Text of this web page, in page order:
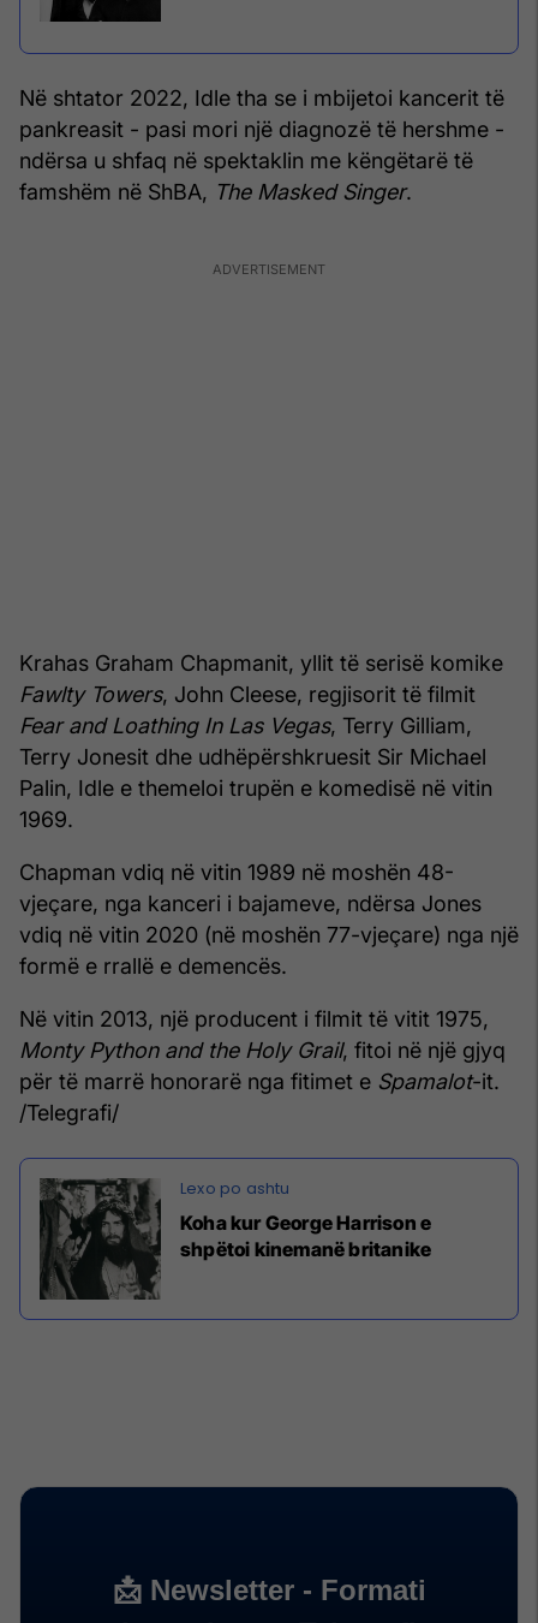
Në shtator 2022, Idle tha se i mbijetoi kancerit të
pankreasit - pasi mori një diagnozë të hershme -
ndërsa u shfaq në spektaklin me këngëtarë të
famshëm në ShBA, The Masked Singer.
Krahas Graham Chapmanit, yllit të serisë komike
Fawlty Towers, John Cleese, regjisorit të filmit
Fear and Loathing In Las Vegas, Terry Gilliam,
Terry Jonesit dhe udhëpërshkruesit Sir Michael
Palin, Idle e themeloi trupën e komedisë në vitin
1969.
Chapman vdiq në vitin 1989 në moshën 48-
vjeçare, nga kanceri i bajameve, ndërsa Jones
vdiq në vitin 2020 (në moshën 77-vjeçare) nga një
formë e rrallë e demencës.
Në vitin 2013, një producent i filmit të vitit 1975,
Monty Python and the Holy Grail, fitoi në një gjyq
për të marrë honorarë nga fitimet e Spamalot-it.
/Telegrafi/
Koha kur George Harrison e
shpëtoi kinemanë britanike